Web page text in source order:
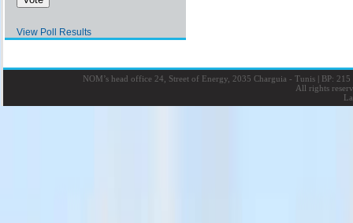
View Poll Results
NOM’s head office 24, Street of Energy, 2035 Charguia - Tunis |BP: 215
All rights